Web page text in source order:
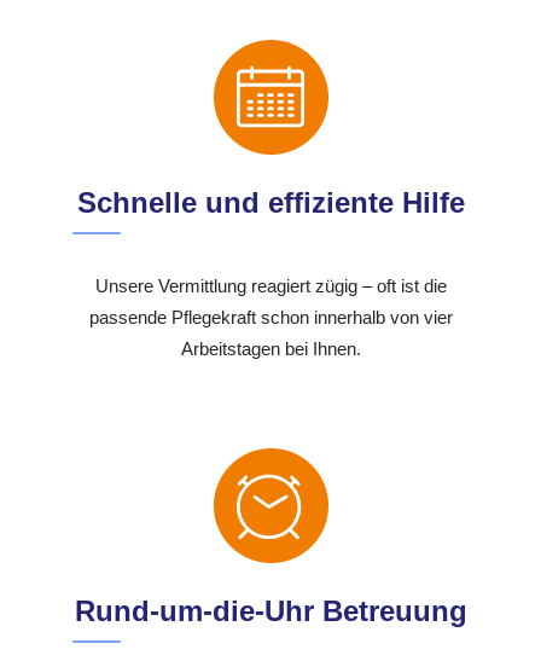
Schnelle und effiziente Hilfe
Unsere Vermittlung reagiert zügig – oft ist die
passende Pflegekraft schon innerhalb von vier
Arbeitstagen bei Ihnen.
Rund-um-die-Uhr Betreuung